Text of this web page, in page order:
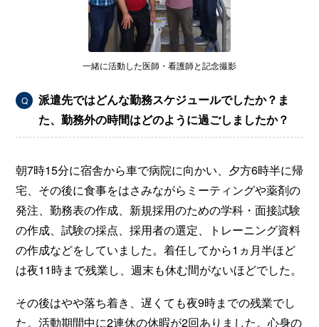
一緒に活動した医師・看護師と記念撮影
Q
派遣先ではどんな勤務スケジュールでしたか？ま
た、勤務外の時間はどのように過ごしましたか？
朝7時15分に宿舎から車で病院に向かい、夕方6時半に帰
宅、その後に食事をはさみながらミーティングや薬剤の
発注、勤務表の作成、新規採用のための学科・面接試験
の作成、試験の採点、採用者の選定、トレーニング資料
の作成などをしていました。着任してから1ヵ月半ほど
は夜11時まで残業し、週末も休む間がないほどでした。
その後はやや落ち着き、遅くても夜9時までの残業でし
た。活動期間中に2連休の休暇が2回ありました。心身の